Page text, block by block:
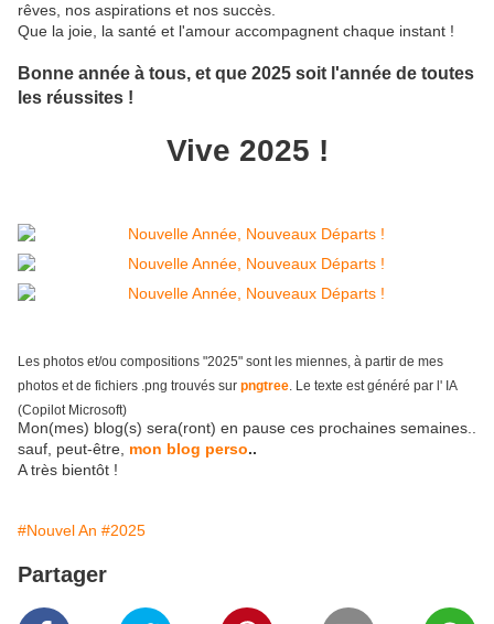
rêves, nos aspirations et nos succès.
Que la joie, la santé et l'amour accompagnent chaque instant !
Bonne année à tous, et que 2025 soit l'année de toutes
les réussites !
Vive 2025 !
Les photos et/ou compositions "2025" sont les miennes, à partir de mes
photos et de fichiers .png trouvés sur pngtree . Le texte est généré par l' IA
(Copilot Microsoft)
Mon(mes) blog(s) sera(ront) en pause ces prochaines semaines..
sauf, peut-être, mon blog perso..
A très bientôt !
#Nouvel An #2025
Partager